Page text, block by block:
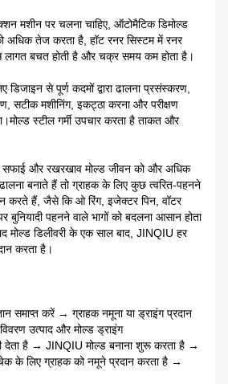
मशीन पर चलना चाहिए, ऑटोमैटिक डिमोल्ड
अधिक तेज करता है, हॉट रनर सिस्टम में रनर
लागत बचत होती है और चक्र समय कम होता है।
डिजाइन से पूर्ण कदमों द्वारा ढालना प्रसंस्करण,
सटीक मशीनिंग, इकट्ठा करना और परीक्षण
स्टील गर्मी उपचार करता है ताकत और
सफाई और रखरखाव मोल्ड जीवन को और अधिक
बनाते हैं तो ग्राहक के लिए कुछ त्वरित-पहनने
करते हैं, जैसे कि ओ रिंग, इजेक्टर पिन, वॉटर
पहनने वाले भागों को बदलना आसान होता
मोल्ड डिलीवरी के एक साल बाद, JINQIU हर
करता है।
समाप्त करें → ग्राहक नमूना या ड्राइंग प्रदान
उत्पाद और मोल्ड ड्राइंग
देता है → JINQIU मोल्ड बनाना शुरू करता है →
के लिए ग्राहक को नमूने प्रदान करता है →